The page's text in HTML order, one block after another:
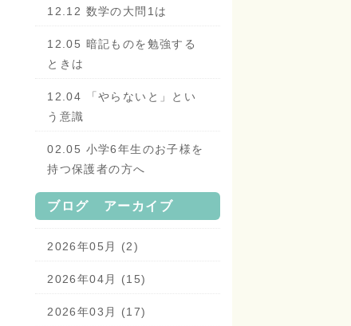
12.12 数学の大問1は
12.05 暗記ものを勉強する
ときは
12.04 「やらないと」とい
う意識
02.05 小学6年生のお子様を
持つ保護者の方へ
ブログ アーカイブ
2026年05月 (2)
2026年04月 (15)
2026年03月 (17)